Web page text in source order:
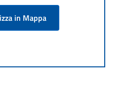
in Mappa